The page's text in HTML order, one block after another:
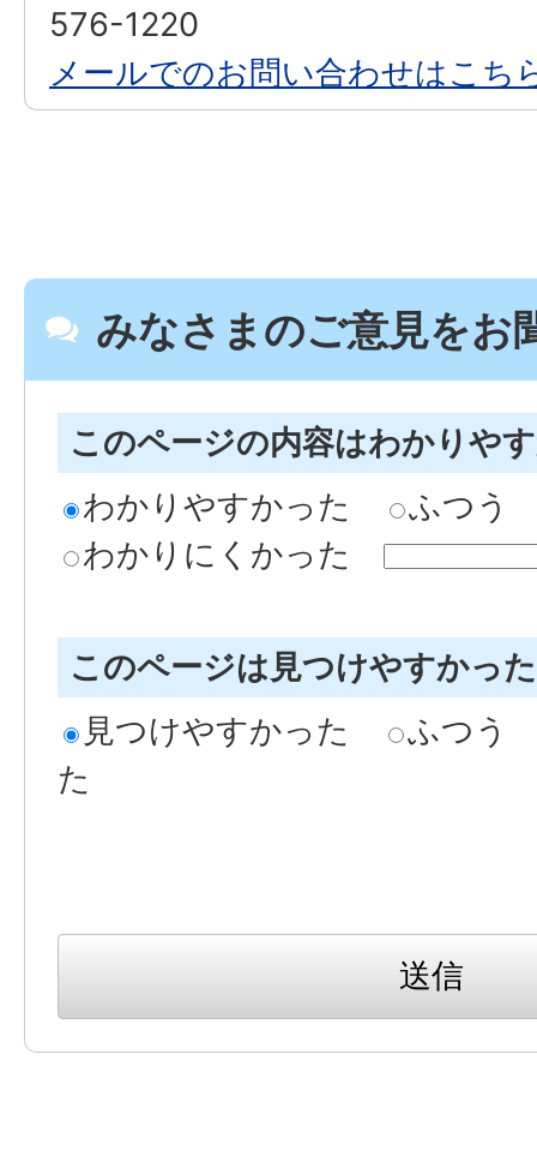
576-1220
メールでのお問い合わせはこち
みなさまのご意見をお
このページの内容はわかりや
わかりやすかった
ふつう
わかりにくかった
このページは見つけやすかっ
見つけやすかった
ふつう
た